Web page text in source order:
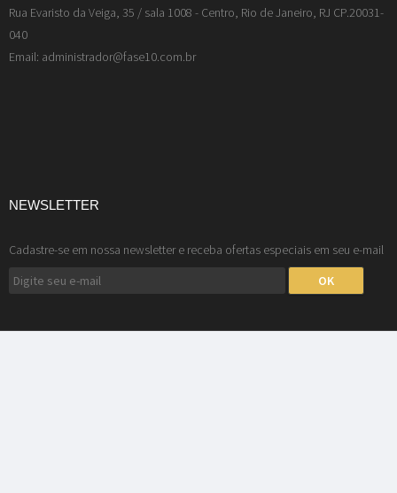
Rua Evaristo da Veiga, 35 / sala 1008 - Centro, Rio de Janeiro, RJ CP.20031-
040
Email: administrador@fase10.com.br
NEWSLETTER
Cadastre-se em nossa newsletter e receba ofertas especiais em seu e-mail